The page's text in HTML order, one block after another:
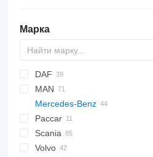
Марка
DAF
CF
LF
XD
XF
XG
Daily
MAN
F90
TGA
TGL
TGM
Mercedes-Benz
A-Class
Actros
Atego
Canter
Atleon
Cabstar
Paccar
Scania
R-series
Volvo